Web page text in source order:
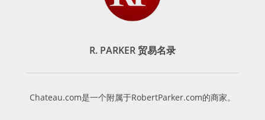
R. PARKER 贸易名录
Chateau.com是一个附属于RobertParker.com的商家。